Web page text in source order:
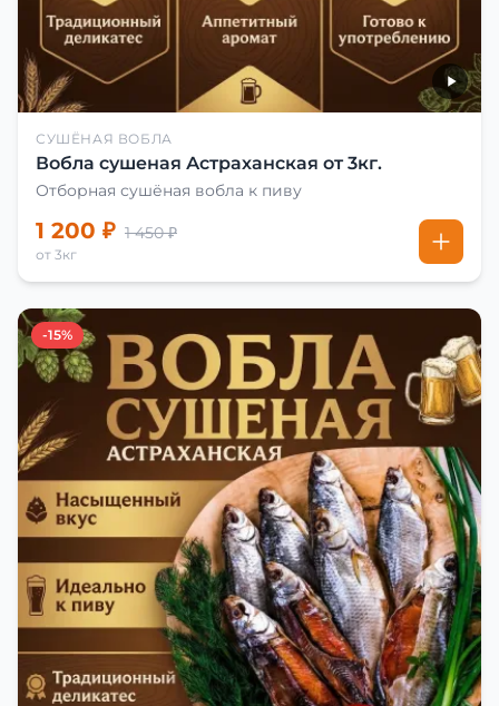
СУШЁНАЯ ВОБЛА
Вобла сушеная Астраханская от 3кг.
Отборная сушёная вобла к пиву
1 200 ₽ 1 450 ₽
от 3кг
-15%